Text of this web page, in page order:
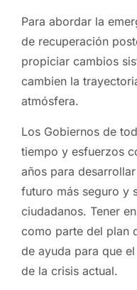
Para abordar la
de recuperación
propiciar cambios
cambien la
atmósfera.
Los Gobiernos de
tiempo y esfuerzos
años para
futuro más seguro y
ciudadanos. Tener
como parte del plan
de ayuda para que
de la crisis actual.